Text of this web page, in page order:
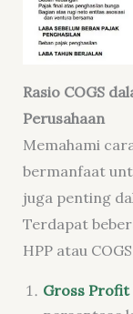
Rasio COGS
Perusahaan
Memahami
bermanfaat
juga penting
Terdapat
HPP atau
Gross Profit